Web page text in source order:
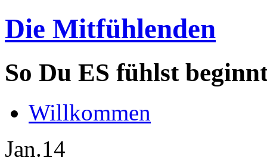
Die Mitfühlenden
So Du ES fühlst
Willkommen
Jan.14